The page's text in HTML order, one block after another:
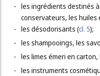
- les ingrédients destinés
conservateurs, les
- les désodorisants (cl. 5);
- les shampooings, les
- les limes émeri en
- les instruments